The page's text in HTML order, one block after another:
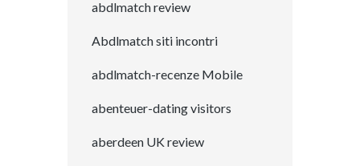
abdlmatch review
Abdlmatch siti incontri
abdlmatch-recenze Mobile
abenteuer-dating visitors
aberdeen UK review